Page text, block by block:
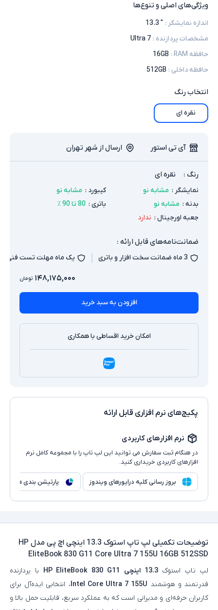
ویژگی‌های اصلی و تنوع‌ها
اندازه نمایشگر :
" 13.3
مشخصات پردازنده :
Ultra 7
حافظه RAM
:
16GB
حافظه داخلی :
512GB
انتخابرنگ
نقره ای
آی تی استور ارسال از شهر تهران
رنگ : نقره ای
نمایشگر : مشابه نو کیبورد : مشابه نو
بدنه : مشابه نو باتری : 80 تا 90 ٪
جعبه اورجینال : ندارد
ضمانت‌نامه‌های قابل ارائه :
3 ماه ضمانت سخت افزار و باتری یک ماه مهلت تست فنی
۱۴۸,۱۷۵,۰۰۰ تومان
افزودن به سبد خرید
امکان خرید اقساطی با همکاری
پکیج‌های نرم افزاری قابل ارائه
نرم افزارهای کاربردی
در هنگام ثبت سفارش می توانید این لپ تاپ را با مجموعه کامل نرم
افزارهای کاربردی خریداری کنید.
بروز رسانی کلیه درایورهای ویندوز پارتیشن بندی هارد
توضیحات تکمیلی
لپ تاپ استوک 13.3 اینچی اچ پی مدل HP
EliteBook 830 G11 Core Ultra 7 155U 16GB 512SSD
لپ‌ تاپ استوک13.3 اینچی HP EliteBook 830 G11 با پردازنده
قدرتمند و هوشمند Intel Core Ultra 7 155U، انتخابی ایده‌آل برای
کاربران حرفه‌ای و مدیرانی است که به عملکرد سریع، قابلیت حمل بالا و